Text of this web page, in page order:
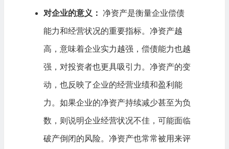
对企业的意义： 净资产是衡量企业偿债
能力和经营状况的重要指标。净资产越
高，意味着企业实力越强，偿债能力也越
强，对投资者也更具吸引力。净资产的变
动，也反映了企业的经营业绩和盈利能
力。如果企业的净资产持续减少甚至为负
数，则说明企业经营状况不佳，可能面临
破产倒闭的风险。净资产也常常被用来评